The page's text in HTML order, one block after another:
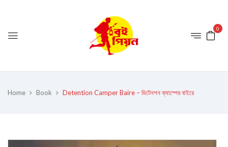
0
Home Book Detention Camper Baire – ডিটেনশন ক্যাম্পের বাইরে